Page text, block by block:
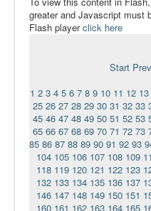
Сайт проекта
greater and Javascript must
Flash playerclick here
Start
1 2 3 4 5 6 7 8 9 10 11 12 13
25 26 27 28 29 30 31 32 33
45 46 47 48 49 50 51 52 53
65 66 67 68 69 70 71 72 73
85 86 87 88 89 90 91 92 93
104 105 106 107 108 109
118 119 120 121 122 123
132 133 134 135 136 137
146 147 148 149 150 151
160 161 162 163 164 165